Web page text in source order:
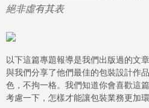
絕非虛有其表
以下這篇專題報導是我們出版過的文
與我們分享了他們最佳的包裝設計作
色，不拘一格。我們知道你會喜歡這
考慮一下，怎樣才能讓包裝業務更加